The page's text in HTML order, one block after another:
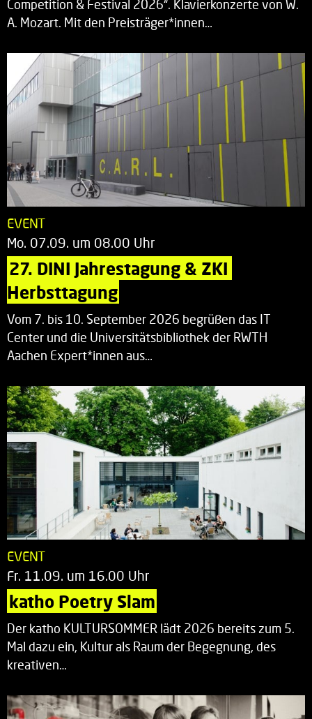
Competition & Festival 2026“. Klavierkonzerte von W.
A. Mozart. Mit den Preisträger*innen…
EVENT
Mo. 07.09. um 08.00 Uhr
27. DINI Jahrestagung & ZKI
Herbsttagung
Vom 7. bis 10. September 2026 begrüßen das IT
Center und die Universitätsbibliothek der RWTH
Aachen Expert*innen aus…
EVENT
Fr. 11.09. um 16.00 Uhr
katho Poetry Slam
Der katho KULTURSOMMER lädt 2026 bereits zum 5.
Mal dazu ein, Kultur als Raum der Begegnung, des
kreativen…